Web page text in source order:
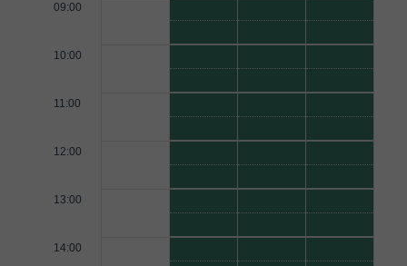
09:00
10:00
11:00
12:00
13:00
14:00